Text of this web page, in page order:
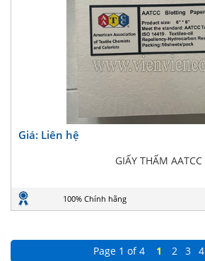
Giá: Liên hệ
GIẤY THẤM AATCC
100% Chính hãng
Page 1 of 4 1 2 3 4